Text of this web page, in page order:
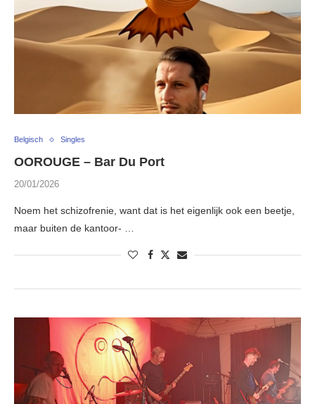
Belgisch Singles
OOROUGE – Bar Du Port
20/01/2026
Noem het schizofrenie, want dat is het eigenlijk ook een beetje,
maar buiten de kantoor- …